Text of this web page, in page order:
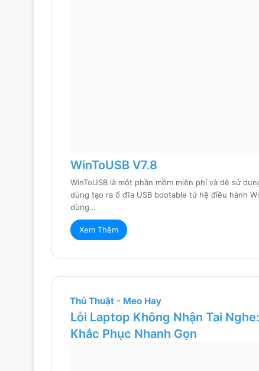
WinToUSB V7.8
WinToUSB là một phần mềm miễn phí và dễ sử
dùng tạo ra ổ đĩa USB bootable từ hệ điều hành
dùng…
Xem Thêm
Thủ Thuật - Meo Hay
Lỗi Laptop Không Nhận Tai
Khắc Phục Nhanh Gọn